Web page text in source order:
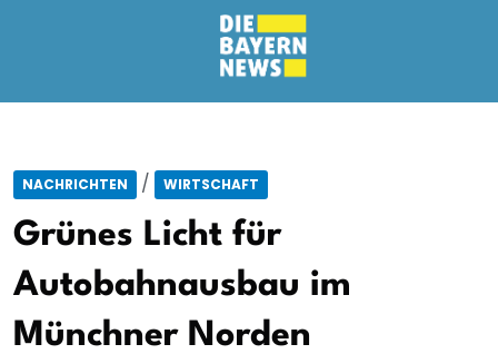
NACHRICHTEN / WIRTSCHAFT
Grünes Licht für
Autobahnausbau im
Münchner Norden